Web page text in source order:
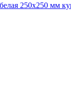
250х250 мм